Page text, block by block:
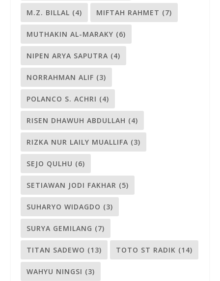
M.Z. BILLAL (4) MIFTAH RAHMET (7)
MUTHAKIN AL-MARAKY (6)
NIPEN ARYA SAPUTRA (4)
NORRAHMAN ALIF (3)
POLANCO S. ACHRI (4)
RISEN DHAWUH ABDULLAH (4)
RIZKA NUR LAILY MUALLIFA (3)
SEJO QULHU (6)
SETIAWAN JODI FAKHAR (5)
SUHARYO WIDAGDO (3)
SURYA GEMILANG (7)
TITAN SADEWO (13) TOTO ST RADIK (14)
WAHYU NINGSI (3)